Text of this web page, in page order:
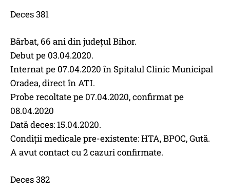
Deces 381
Bărbat, 66 ani din județul Bihor.
Debut pe 03.04.2020.
Internat pe 07.04.2020 în Spitalul Clinic Municipal
Oradea, direct în ATI.
Probe recoltate pe 07.04.2020, confirmat pe
08.04.2020
Dată deces: 15.04.2020.
Condiții medicale pre-existente: HTA, BPOC, Gută.
A avut contact cu 2 cazuri confirmate.
Deces 382